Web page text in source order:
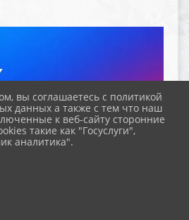
вы соглашаетесь с политикой
данных а также с тем что наш
к веб-сайту сторонние
такие как "Госуслуги",
аналитика".